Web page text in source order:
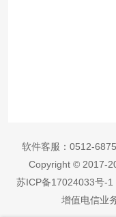
软件客服： 0512-
Copyright © 2017-
苏ICP备17024033号-1
增值电信业